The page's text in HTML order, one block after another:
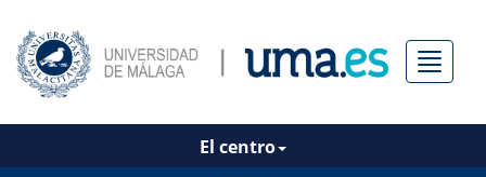
Menú
El centro